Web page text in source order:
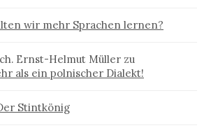
wir mehr Sprachen lernen?
Ernst-Helmut Müller zu
als ein polnischer Dialekt!
Stintkönig